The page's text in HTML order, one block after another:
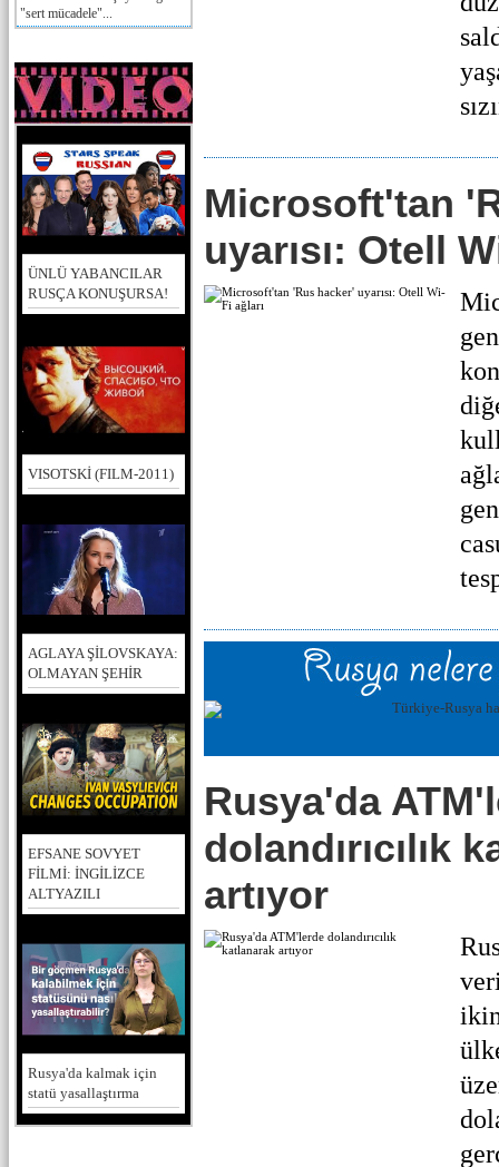
"sert mücadele"...
ÜNLÜ YABANCILAR
RUSÇA KONUŞURSA!
VISOTSKİ (FILM-2011)
AGLAYA ŞİLOVSKAYA:
OLMAYAN ŞEHİR
EFSANE SOVYET
FİLMİ: İNGİLİZCE
ALTYAZILI
Rusya'da kalmak için
statü yasallaştırma
Microsoft'tan
uyarısı: Otell
Rusya'da
dolandırıcılık
artıyor